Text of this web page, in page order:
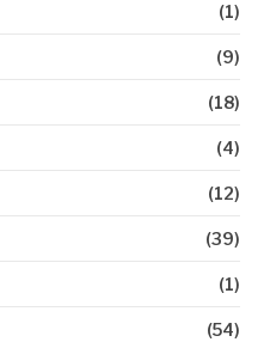
(1)
(9)
(18)
(4)
(12)
(39)
(1)
(54)